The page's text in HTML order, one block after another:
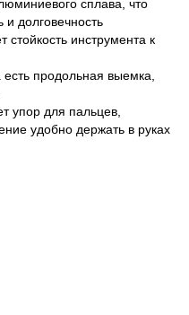
сплава, что
и долговечность
стойкость инструмента к
продольная выемка,
упор для пальцев,
удобно держать в руках